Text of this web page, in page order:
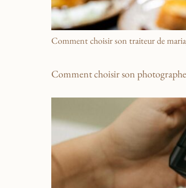
Comment choisir son traiteur de
Comment choisir son